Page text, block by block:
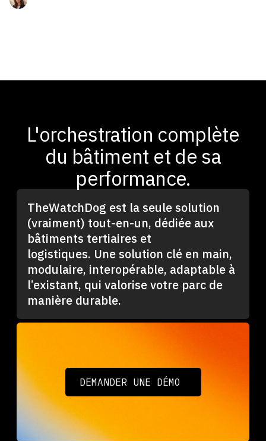
L'orchestration complète
du bâtiment et de sa
performance.
TheWatchDog est la seule solution
(vraiment) tout-en-un, dédiée aux
bâtiments tertiaires et
logistiques. Une solution clé en main,
modulaire, interopérable, adaptable à
l’existant, qui valorise votre parc de
manière durable.
DEMANDER UNE DÉMO
DEMANDER UNE DÉMO